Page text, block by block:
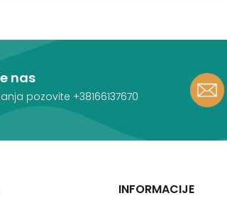
nas
pozovite +38166137670
INFORMACIJE